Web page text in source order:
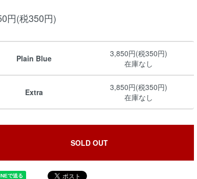
円(税350円)
Plain Blue
3,850円(税350円)
在庫なし
Extra
3,850円(税350円)
在庫なし
SOLD OUT